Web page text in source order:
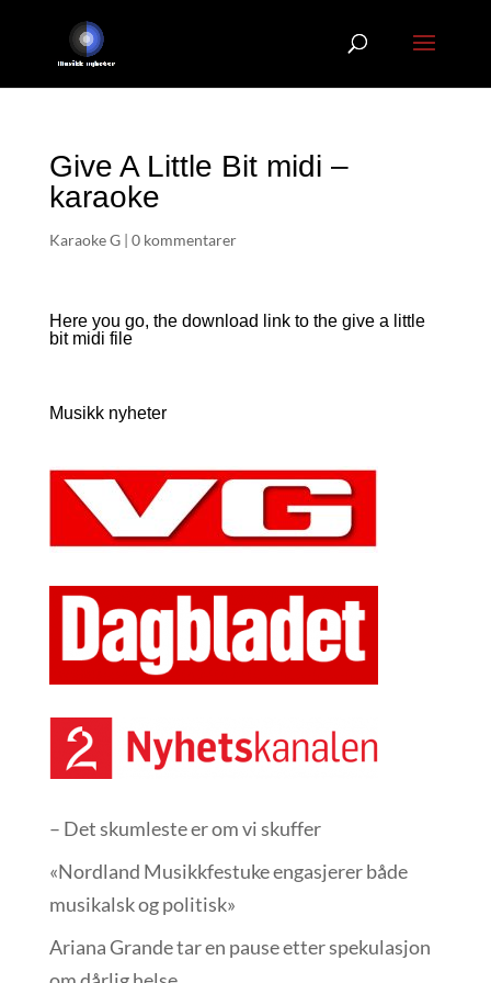
Give A Little Bit midi –
karaoke
Karaoke G| 0 kommentarer
Here you go, the download link to the give a little
bit midi file
Musikk nyheter
– Det skumleste er om vi skuffer
«Nordland Musikkfest­uke engasjerer både
musikalsk og politisk»
Ariana Grande tar en pause etter spekulasjon